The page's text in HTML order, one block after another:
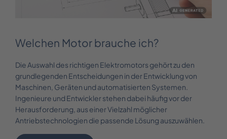
Welchen Motor brauche ich?
Die Auswahl des richtigen Elektromotors gehört zu den
grundlegenden Entscheidungen in der Entwicklung von
Maschinen, Geräten und automatisierten Systemen.
Ingenieure und Entwickler stehen dabei häufig vor der
Herausforderung, aus einer Vielzahl möglicher
Antriebstechnologien die passende Lösung auszuwählen.